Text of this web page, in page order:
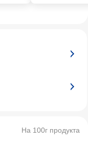
На 100г продукта